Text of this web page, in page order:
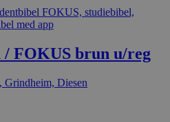
/ FOKUS brun u/reg
Grindheim, Diesen